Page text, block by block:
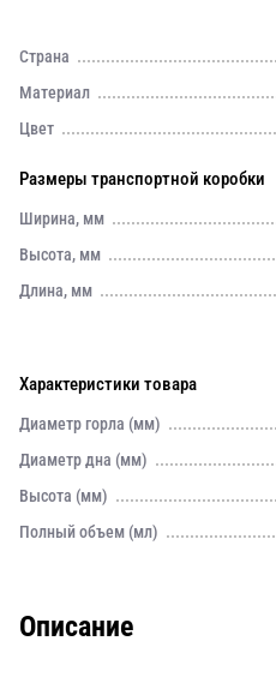
Страна
Материал
Цвет
Размеры транспортной коробки
Ширина, мм
Высота, мм
Длина, мм
Характеристики товара
Диаметр горла (мм)
Диаметр дна (мм)
Высота (мм)
Полный объем (мл)
Описание